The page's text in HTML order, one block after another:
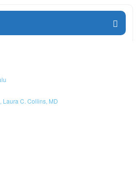
Laura C. Collins, MD